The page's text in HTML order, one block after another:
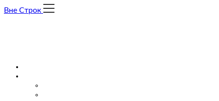
Skip
Вне Строк